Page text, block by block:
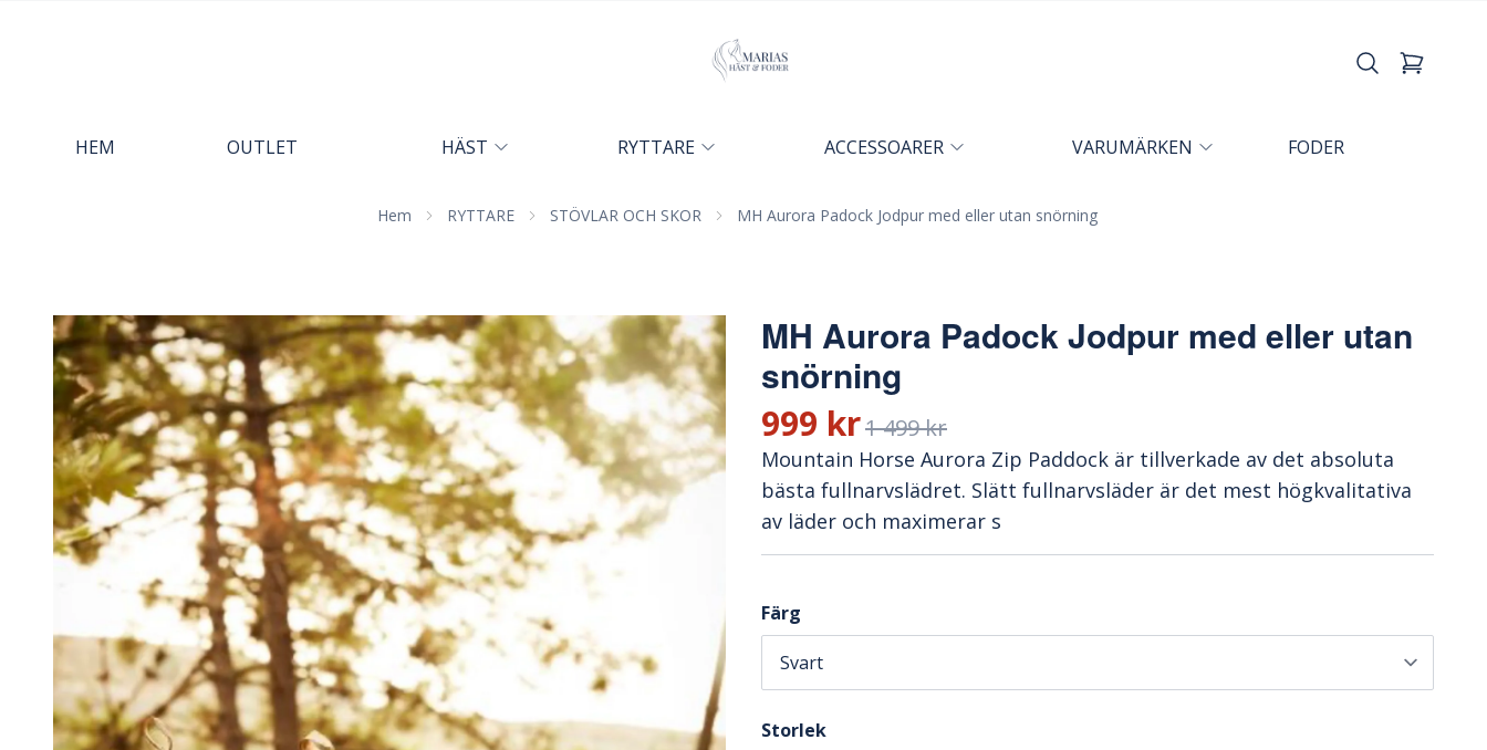
HEM OUTLET HÄST RYTTARE ACCESSOARER VARUMÄRKEN FODER
Hem RYTTARE STÖVLAR OCH SKOR MH Aurora Padock Jodpur med eller utan snörning
MH Aurora Padock Jodpur med eller utan
snörning
999 kr1 499 kr
Mountain Horse Aurora Zip Paddock är tillverkade av det absoluta
bästa fullnarvslädret. Slätt fullnarvsläder är det mest högkvalitativa
av läder och maximerar s
Färg
Storlek